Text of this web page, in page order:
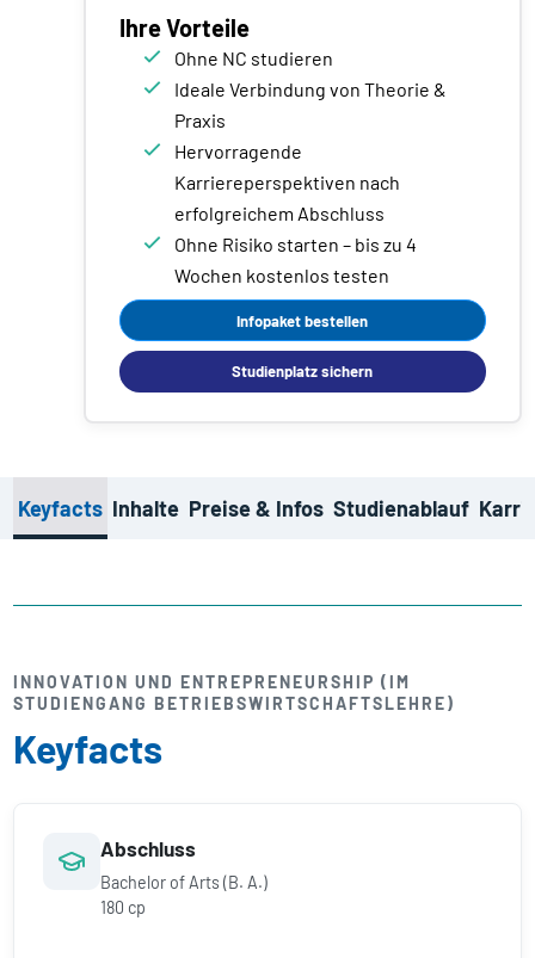
Ihre Vorteile
Ohne NC studieren
Ideale Verbindung von Theorie &
Praxis
Hervorragende
Karriereperspektiven nach
erfolgreichem Abschluss
Ohne Risiko starten – bis zu 4
Wochen kostenlos testen
Infopaket bestellen
Studienplatz sichern
Keyfacts Inhalte Preise & Infos Studienablauf
INNOVATION UND ENTREPRENEURSHIP (IM
STUDIENGANG BETRIEBS­WIRTSCHAFTS­LEHRE)
Keyfacts
Abschluss
Bachelor of Arts (B. A.)
180 cp